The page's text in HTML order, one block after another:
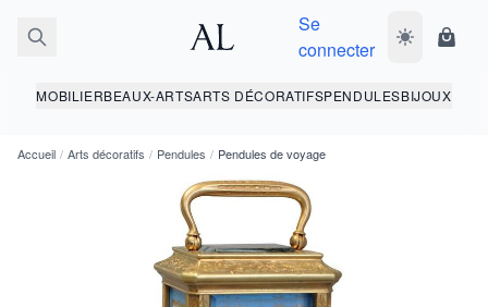
Se
connecter
Basculer le
MOBILIERBEAUX-ARTSARTS DÉCORATIFSPENDULESBIJOUX
Accueil / Arts décoratifs / Pendules / Pendules de voyage